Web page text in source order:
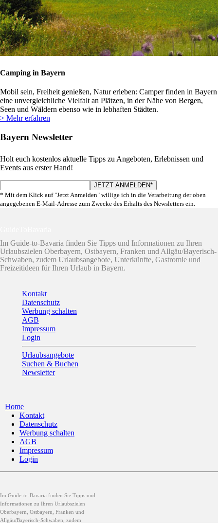
Camping in Bayern
Mobil sein, Freiheit genießen, Natur erleben: Camper finden in Bayern
eine unvergleichliche Vielfalt an Plätzen, in der Nähe von Bergen,
Seen und Wäldern ebenso wie in lebhaften Städten.
> Mehr erfahren
Bayern Newsletter
Holt euch kostenlos aktuelle Tipps zu Angeboten, Erlebnissen und
Events aus erster Hand!
* Mit dem Klick auf "Jetzt Anmelden" willige ich in die Verarbeitung der oben
angegebenen E-Mail-Adresse zum Zwecke des Erhalts des Newsletters ein.
Im Guide-to-Bavaria finden Sie Tipps und Informationen zu Ihren
Urlaubszielen Oberbayern, Ostbayern, Franken und Allgäu/Bayerisch-
Schwaben, zudem Urlaubsangebote, Unterkünfte, Gastromie und
Freizeitideen für Ihren Urlaub in Bayern.
Kontakt
Datenschutz
Werbung schalten
AGB
Impressum
Login
Urlaubsangebote
Suchen & Buchen
Newsletter
Home
Kontakt
Datenschutz
Werbung schalten
AGB
Impressum
Login
Im Guide-to-Bavaria finden Sie Tipps und
Informationen zu Ihren Urlaubszielen
Oberbayern, Ostbayern, Franken und
Allgäu/Bayerisch-Schwaben, zudem